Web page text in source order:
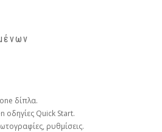
δίπλα.
οδηγίες Quick Start.
ρυθμίσεις.